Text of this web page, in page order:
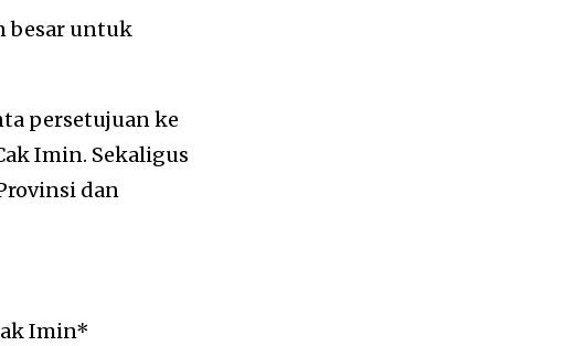
besar untuk
persetujuan ke
Imin. Sekaligus
dan
Imin*